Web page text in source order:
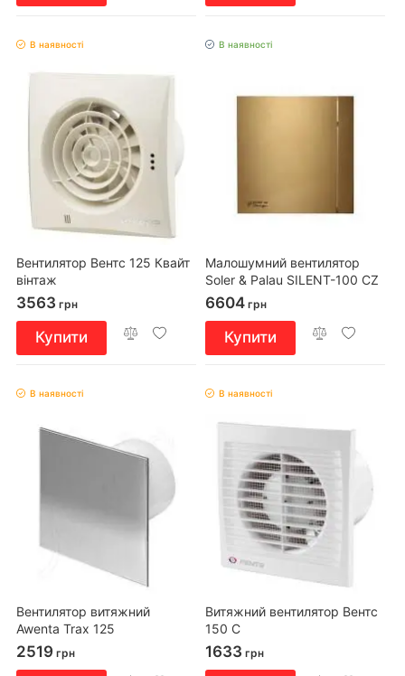
В наявності
Вентилятор Вентс 125 Квайт
вінтаж
3563 грн
Купити
В наявності
Малошумний вентилятор
Soler & Palau SILENT-100 CZ
DESIGN Gold 4C
6604 грн
Купити
В наявності
Вентилятор витяжний
Awenta Trax 125
2519 грн
В наявності
Витяжний вентилятор Вентс
150 С
1633 грн